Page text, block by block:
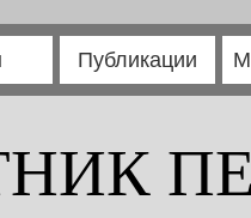
Публикации